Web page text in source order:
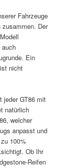
Fahrzeuge
zusammen. Der
auch
Ein
nicht
jeder GT86 mit
natürlich
welcher
anpasst und
100%
Ob Ihr
Reifen